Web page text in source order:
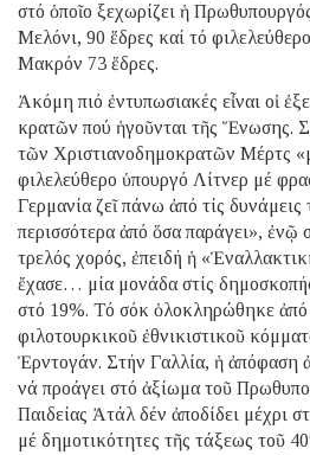
στό ὁποῖο ξεχωρίζει ἡ
Μελόνι, 90 ἕδρες καί τό
Μακρόν 73 ἕδρες.
Ἀκόμη πιό ἐντυπωσιακές εἶναι οἱ
κρατῶν πού ἡγοῦνται τῆς Ἕνωσης.
τῶν Χριστιανοδημοκρατῶν Μέρτς
φιλελεύθερο ὑπουργό Λίτνερ μέ
Γερμανία ζεῖ πάνω ἀπό τίς δυνάμεις
περισσότερα ἀπό ὅσα παράγει», ἐνῷ
τρελός χορός, ἐπειδή ἡ
ἔχασε… μία μονάδα στίς
στό 19%. Τό σόκ ὁλοκληρώθηκε ἀπό
φιλοτουρκικοῦ ἐθνικιστικοῦ
Ἐρντογάν. Στήν Γαλλία, ἡ ἀπόφαση
νά προάγει στό ἀξίωμα τοῦ
Παιδείας Ἀτάλ δέν ἀποδίδει μέχρι
μέ δημοτικότητες τῆς τάξεως τοῦ